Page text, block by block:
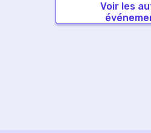
Voir les